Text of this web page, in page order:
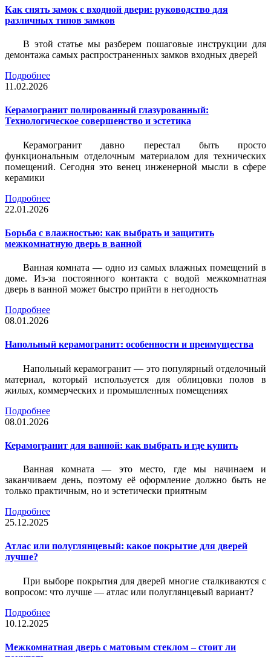
Как снять замок с входной двери: руководство для
различных типов замков
В этой статье мы разберем пошаговые инструкции для
демонтажа самых распространенных замков входных дверей
Подробнее
11.02.2026
Керамогранит полированный глазурованный:
Технологическое совершенство и эстетика
Керамогранит давно перестал быть просто
функциональным отделочным материалом для технических
помещений. Сегодня это венец инженерной мысли в сфере
керамики
Подробнее
22.01.2026
Борьба с влажностью: как выбрать и защитить
межкомнатную дверь в ванной
Ванная комната — одно из самых влажных помещений в
доме. Из-за постоянного контакта с водой межкомнатная
дверь в ванной может быстро прийти в негодность
Подробнее
08.01.2026
Напольный керамогранит: особенности и преимущества
Напольный керамогранит — это популярный отделочный
материал, который используется для облицовки полов в
жилых, коммерческих и промышленных помещениях
Подробнее
08.01.2026
Керамогранит для ванной: как выбрать и где купить
Ванная комната — это место, где мы начинаем и
заканчиваем день, поэтому её оформление должно быть не
только практичным, но и эстетически приятным
Подробнее
25.12.2025
Атлас или полуглянцевый: какое покрытие для дверей
лучше?
При выборе покрытия для дверей многие сталкиваются с
вопросом: что лучше — атлас или полуглянцевый вариант?
Подробнее
10.12.2025
Межкомнатная дверь с матовым стеклом – стоит ли